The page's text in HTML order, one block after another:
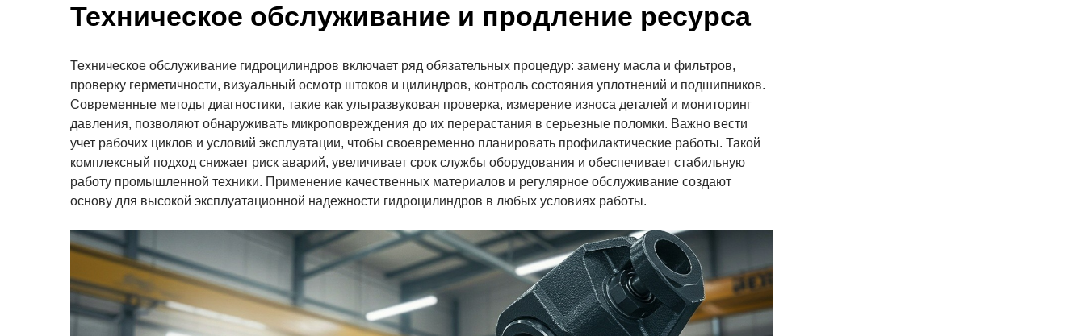
Техническое обслуживание и продление ресурса
Техническое обслуживание гидроцилиндров включает ряд обязательных процедур: замену масла и фильтров,
проверку герметичности, визуальный осмотр штоков и цилиндров, контроль состояния уплотнений и подшипников.
Современные методы диагностики, такие как ультразвуковая проверка, измерение износа деталей и мониторинг
давления, позволяют обнаруживать микроповреждения до их перерастания в серьезные поломки. Важно вести
учет рабочих циклов и условий эксплуатации, чтобы своевременно планировать профилактические работы. Такой
комплексный подход снижает риск аварий, увеличивает срок службы оборудования и обеспечивает стабильную
работу промышленной техники. Применение качественных материалов и регулярное обслуживание создают
основу для высокой эксплуатационной надежности гидроцилиндров в любых условиях работы.